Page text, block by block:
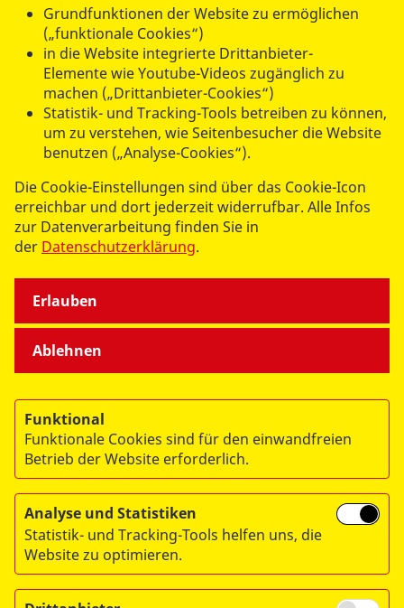
UNSERE ANGEBOTE
SPENDEN & STIFTEN
ÜBER UNS
© 2026 ASB Deutschland e.V.
Impressum
RITA
Grundfunktionen der Website zu ermöglichen
(„funktionale Cookies“)
in die Website integrierte Drittanbieter-
Elemente wie Youtube-Videos zugänglich zu
machen („Drittanbieter-Cookies“)
Statistik- und Tracking-Tools betreiben zu können,
um zu verstehen, wie Seitenbesucher die Website
benutzen („Analyse-Cookies“).
Die Cookie-Einstellungen sind über das Cookie-Icon
erreichbar und dort jederzeit widerrufbar. Alle Infos
zur Datenverarbeitung finden Sie in
der Datenschutzerklärung.
Ablehnen
Erlauben
Funktional
Funktionale Cookies sind für den einwandfreien
Betrieb der Website erforderlich.
Analyse und Statistiken
Statistik- und Tracking-Tools helfen uns, die
Website zu optimieren.